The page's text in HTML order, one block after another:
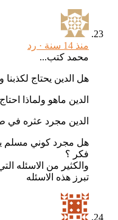
رد
محمد كتب...
هل الدين يحتاج لكذبنا
الدين ماهو ولماذا احتاج
الدين مجرد عثره في طريق
هل مجرد كوني مسلم
فكر ؟
والكثير من الاسئله التي
تبرز هذه الاسئله